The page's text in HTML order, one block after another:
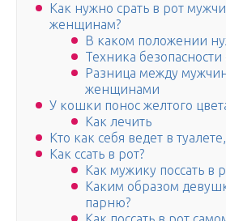
Как нужно срать в рот
женщинам?
В каком положении
Техника
Разница между
женщинами
У кошки понос желтого
Как лечить
Кто как себя ведет в
Как ссать в рот?
Как мужику поссать в
Каким образом
парню?